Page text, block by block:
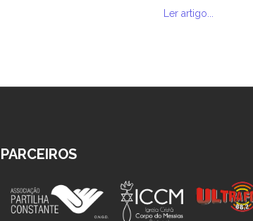
Ler artigo...
PARCEIROS